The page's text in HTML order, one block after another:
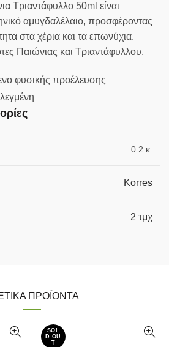
Τριαντάφυλλο 50ml είναι
αμυγδαλέλαιο, προσφέροντας
στα χέρια και τα επωνύχια.
Παιώνιας και Τριαντάφυλλου.
φυσικής προέλευσης
0.2 κ.
Korres
2 τμχ
ΠΡΟΪΌΝΤΑ
SOL
D OU
T